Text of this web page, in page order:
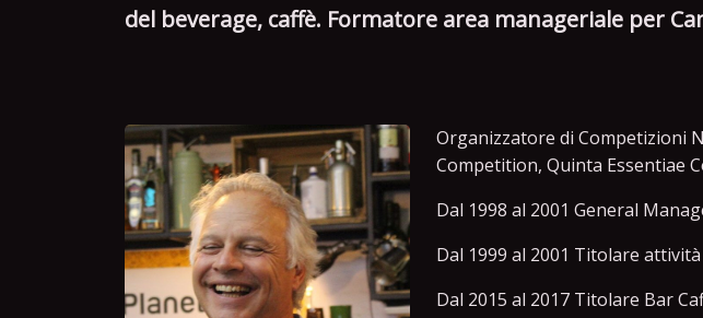
del beverage, caffè. Formatore area manageriale per
Organizzatore di Competizioni
Competition, Quinta Essentiae
Dal 1998 al 2001 General
Dal 1999 al 2001 Titolare
Dal 2015 al 2017 Titolare Bar